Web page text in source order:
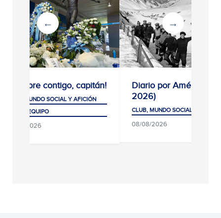
¡Siempre contigo, capitán!
CLUB, MUNDO SOCIAL Y AFICIÓN
PRIMER EQUIPO
08/08/2026
Diario por América
2026)
CLUB, MUNDO SOCIAL Y
08/08/2026